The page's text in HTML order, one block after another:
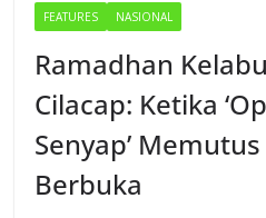
FEATURES NASIONAL
Ramadhan
Cilacap: Ketika
Senyap’
Berbuka